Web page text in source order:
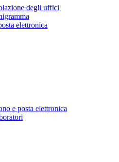
degli uffici
elettronica
e posta elettronica